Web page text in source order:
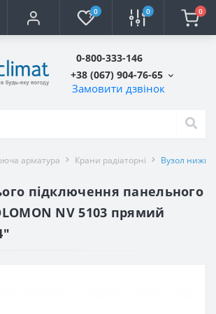
0 0 0
0-800-333-146
+38 (067) 904-76-65
Замовити дзвінок
арматура Крани радіаторні Вузол
підключення панельного
NV 5103 прямий